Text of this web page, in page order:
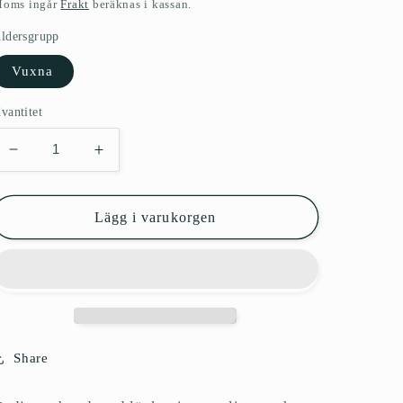
ingårFrakt beräknas i kassan.
Vuxna
Minska
kvantitet
för
kedja
Öka
kvantitet
för
Armband
kedja
Lägg i varukorgen
Share